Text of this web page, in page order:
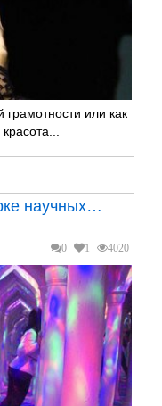
грамотности или как
научных…
0 1 4020